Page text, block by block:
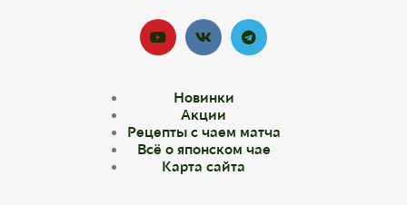
Новинки
Акции
Рецепты с чаем матча
Всё о японском чае
Карта сайта